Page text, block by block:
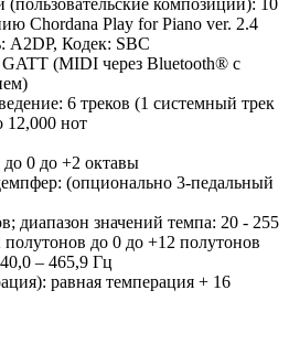
композиции): 10
Chordana Play for Piano ver. 2.4
A2DP, Кодек: SBC
(MIDI через Bluetooth® с
6 треков (1 системный трек
12,000 нот
0 до +2 октавы
(опционально 3-педальный
диапазон значений темпа: 20 - 255
до 0 до +12 полутонов
– 465,9 Гц
равная темперация + 16